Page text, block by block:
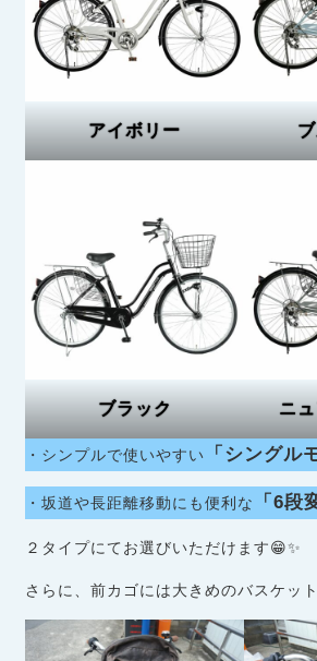
アイボリー
ブラック ニ
・シンプルで使いやすい 「シングル
・坂道や長距離移動にも便利な 「6段
２タイプにてお選びいただけます😁✨
さらに、前カゴには大きめのバスケッ